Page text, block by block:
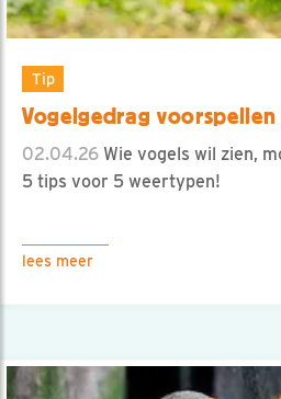
Tip
Vogelgedrag
02.04.26 Wie vogels wil zien,
5 tips voor 5 weertypen!
lees meer